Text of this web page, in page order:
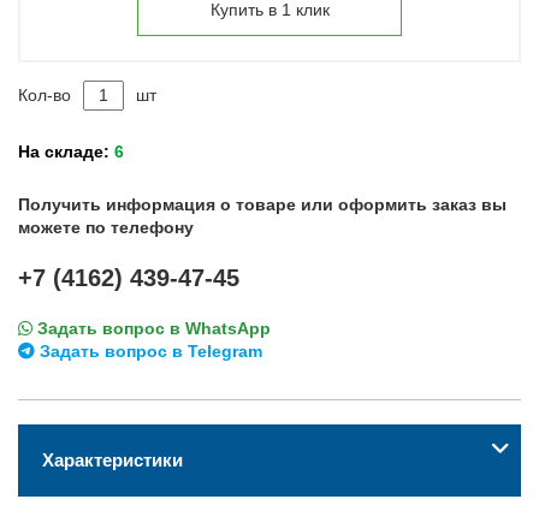
Купить в 1 клик
Кол-во шт
На складе: 6
Получить информация о товаре или оформить заказ вы
можете по телефону
+7 (4162) 439-47-45
Задать вопрос в WhatsApp
Задать вопрос в Telegram
Характеристики